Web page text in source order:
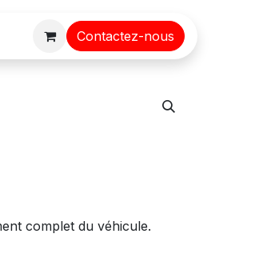
Contactez-nous
complet du véhicule.